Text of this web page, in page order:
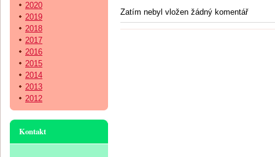
Zatím nebyl vložen žádný komentář
2020
2019
2018
2017
2016
2015
2014
2013
2012
Kontakt